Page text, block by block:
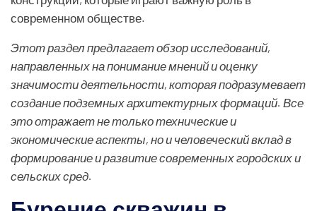
современном обществе.
Этот раздел предлагает обзор исследований,
направленных на понимание мнений и оценку
значимости деятельности, которая подразумевает
создание подземных архитектурных формаций. Все
это отражает не только технические и
экономические аспекты, но и человеческий вклад в
формирование и развитие современных городских и
сельских сред.